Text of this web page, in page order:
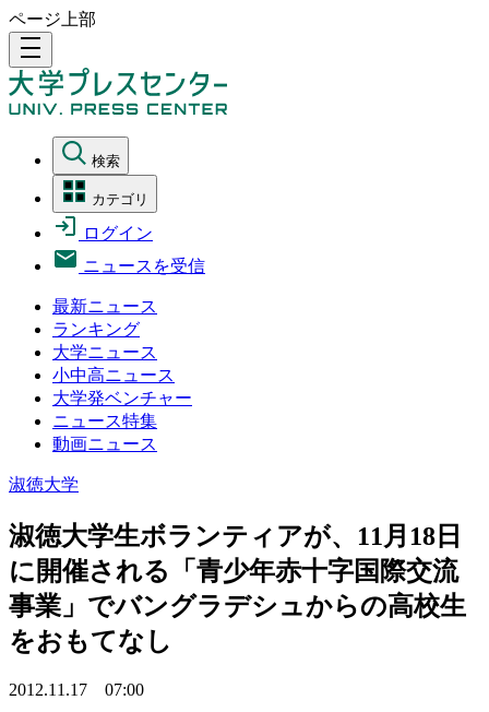
ページ上部
density_medium
検索
カテゴリ
ログイン
ニュースを受信
最新ニュース
ランキング
大学ニュース
小中高ニュース
大学発ベンチャー
ニュース特集
動画ニュース
淑徳大学
淑徳大学生ボランティアが、11月18日
に開催される「青少年赤十字国際交流
事業」でバングラデシュからの高校生
をおもてなし
2012.11.17 07:00